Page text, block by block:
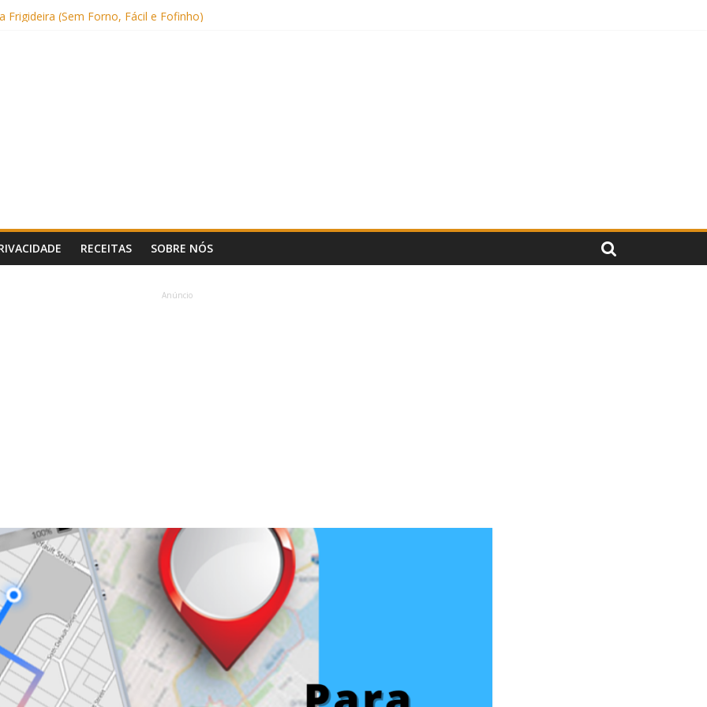
Alulose)
Uma Receita Prática e Deliciosa
Açúcar e com Leite Vegetal)
e Boa para o Intestino
RECEITAS SOBRE NÓS
Anúncio